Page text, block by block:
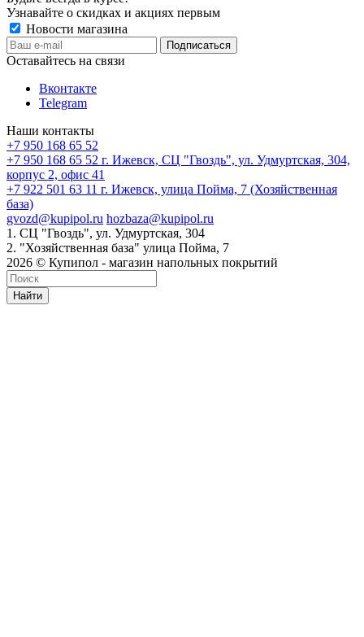
Узнавайте о скидках и акциях первым
Новости магазина
Оставайтесь на связи
Вконтакте
Telegram
Наши контакты
+7 950 168 65 52
+7 950 168 65 52 г. Ижевск, СЦ "Гвоздь", ул. Удмуртская, 304,
корпус 2, офис 41
+7 922 501 63 11 г. Ижевск, улица Пойма, 7 (Хозяйственная
база)
gvozd@kupipol.ru hozbaza@kupipol.ru
1. СЦ "Гвоздь", ул. Удмуртская, 304
2. "Хозяйственная база" улица Пойма, 7
2026 © Купипол - магазин напольных покрытий
Найти